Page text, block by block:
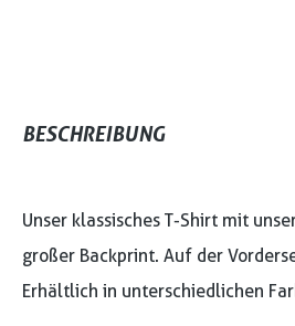
BESCHREIBUNG
Unser klassisches T-Shirt mit
großer Backprint. Auf der
Erhältlich in unterschiedlichen